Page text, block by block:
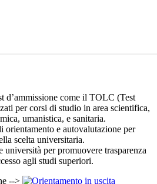
d’ammissione come il TOLC (Test
per corsi di studio in area scientifica,
umanistica, e sanitaria.
orientamento e autovalutazione per
scelta universitaria.
università per promuovere trasparenza
agli studi superiori.
-->